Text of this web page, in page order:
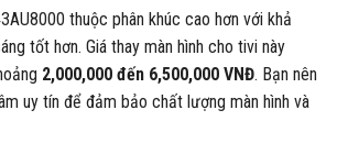
thuộc phân khúc cao hơn với khả
tốt hơn. Giá thay màn hình cho tivi này
2,000,000 đến 6,500,000 VNĐ. Bạn nên
uy tín để đảm bảo chất lượng màn hình và